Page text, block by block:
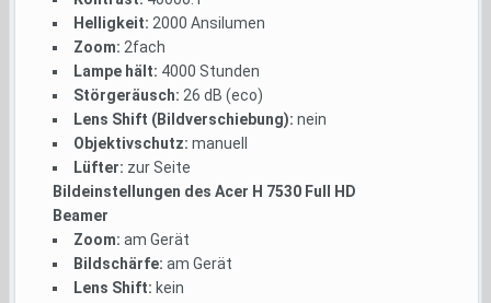
Helligkeit: 2000 Ansilumen
Zoom: 2fach
Lampe hält: 4000 Stunden
Störgeräusch: 26 dB (eco)
Lens Shift (Bildverschiebung): nein
Objektivschutz: manuell
Lüfter: zur Seite
Bildeinstellungen des Acer H 7530 Full HD
Beamer
Zoom: am Gerät
Bildschärfe: am Gerät
Lens Shift: kein